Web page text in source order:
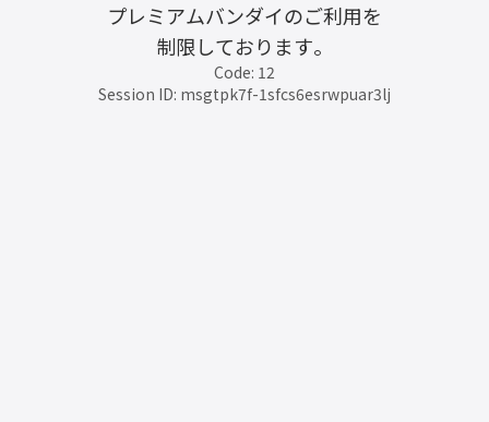
プレミアムバンダイのご利用を
制限しております。
Code: 12
Session ID: msgtpk7f-1sfcs6esrwpuar3lj